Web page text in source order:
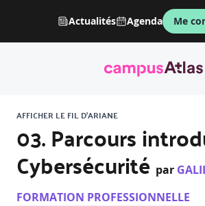
Actualités Agenda Me
AFFICHER LE FIL D'ARIANE
03. Parcours
Cybersécurité par
FORMATION PROFESSIONNELLE